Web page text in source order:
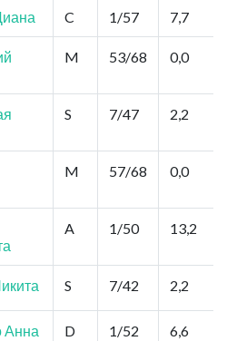
C 1/57 7,7
M 53/68 0,0
S 7/47 2,2
M 57/68 0,0
A 1/50 13,2
S 7/42 2,2
Анна D 1/52 6,6